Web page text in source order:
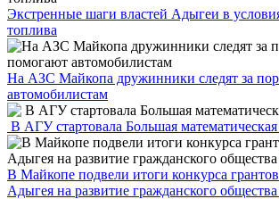
Экстренные шаги властей Адыгеи в
топлива
На АЗС Майкопа дружинники следят за
автомобилистам
В АГУ стартовала Большая математическая
В Майкопе подвели итоги конкурса
Адыгея на развитие гражданского